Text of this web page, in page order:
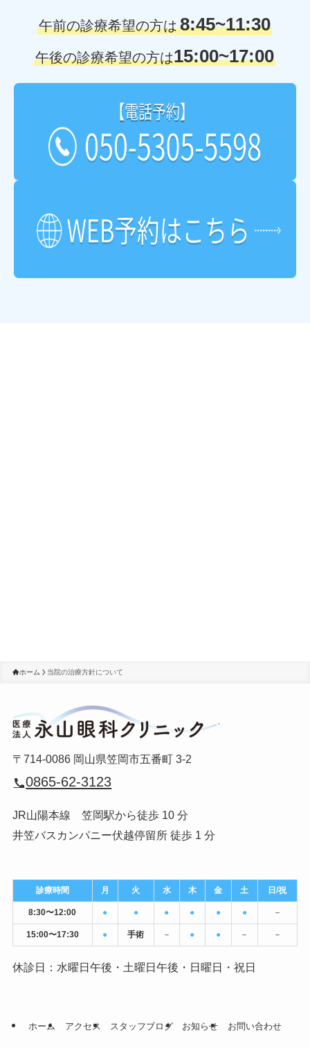
午前の診療希望の方は8:45~11:30
午後の診療希望の方は15:00~17:00
ホーム 当院の治療方針について
〒714-0086 岡山県笠岡市五番町 3-2
0865-62-3123
JR山陽本線 笠岡駅から徒歩 10 分
井笠バスカンパニー伏越停留所 徒歩 1 分
診療時間 月 火 水 木 金 土 日/祝
8:30〜12:00 ● ● ● ● ● ● －
15:00〜17:30 ● 手術 － ● ● － －
休診日：水曜日午後・土曜日午後・日曜日・祝日
ホーム アクセス スタッフブログ お知らせ お問い合わせ